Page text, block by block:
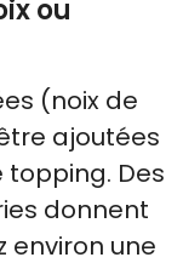
ou
(noix de
ajoutées
topping. Des
donnent
environ une